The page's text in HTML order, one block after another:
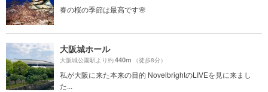
春の桜の季節は最高です🌸
大阪城ホール
大阪城公園駅より約440m （徒歩8分）
私が大阪に来た本来の目的 NovelbrightのLIVEを見に来まし
た...